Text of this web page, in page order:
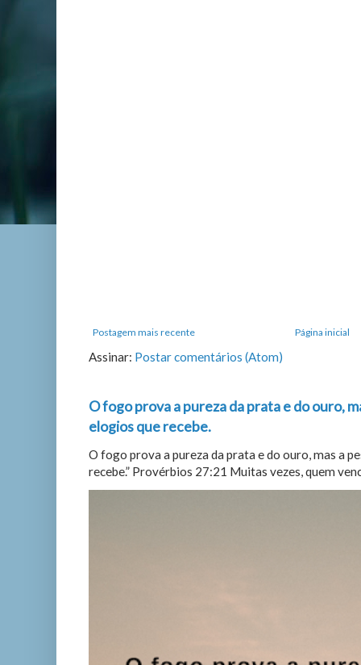
Postagem mais recente Página inicial
Assinar: Postar comentários (Atom)
O fogo prova a pureza da prata e do ouro,
elogios que recebe.
O fogo prova a pureza da prata e do ouro, mas a
recebe.” Provérbios 27:21 Muitas vezes, quem